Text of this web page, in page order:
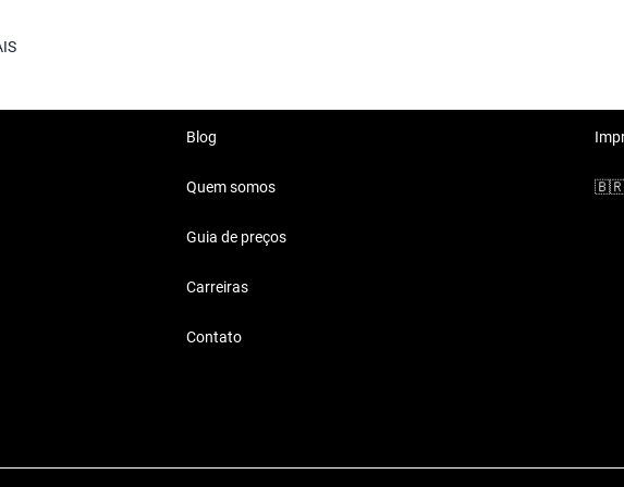
passeios com a família ou
Blog
Quem somos
Guia de preços
Carreiras
Contato
🇧🇷